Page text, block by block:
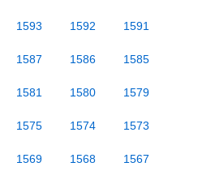
1593 1592 1591
1587 1586 1585
1581 1580 1579
1575 1574 1573
1569 1568 1567